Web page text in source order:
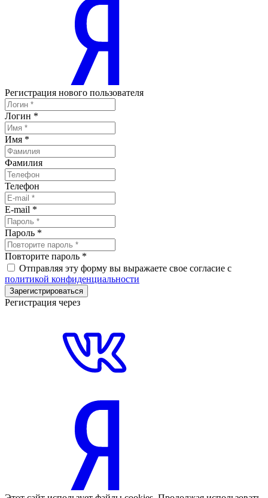
Регистрация нового пользователя
Логин *
Имя *
Фамилия
Телефон
E-mail *
Пароль *
Повторите пароль *
Отправляя эту форму вы выражаете свое согласие с
политикой конфиденциальности
Зарегистрироваться
Регистрация через